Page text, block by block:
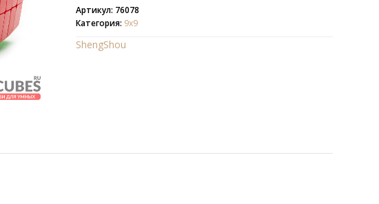
Pillowed
Артикул: 76078
Категория: 9х9
ShengShou